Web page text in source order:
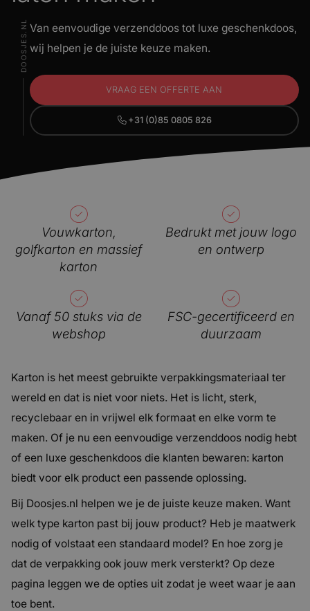
ons
DOOSJES.NL Van eenvoudige verzenddoos tot luxe geschenkdoos,
wij helpen je de juiste keuze maken.
VRAAG EEN OFFERTE AAN
+31 (0)85 0805 826
Vouwkarton,
golfkarton en massief
karton
Bedrukt met jouw logo
en ontwerp
Vanaf 50 stuks via de
webshop
FSC-gecertificeerd en
duurzaam
Karton is het meest gebruikte verpakkingsmateriaal ter
wereld en dat is niet voor niets. Het is licht, sterk,
recyclebaar en in vrijwel elk formaat en elke vorm te
maken. Of je nu een eenvoudige verzenddoos nodig hebt
of een luxe geschenkdoos die klanten bewaren: karton
biedt voor elk product een passende oplossing.
Bij Doosjes.nl helpen we je de juiste keuze maken. Want
welk type karton past bij jouw product? Heb je maatwerk
nodig of volstaat een standaard model? En hoe zorg je
dat de verpakking ook jouw merk versterkt? Op deze
pagina leggen we de opties uit zodat je weet waar je aan
toe bent.